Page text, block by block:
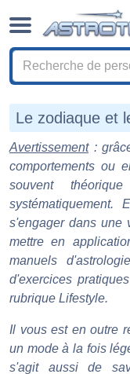
Le zodiaque et
Avertissement:
comportements ou
souvent
systématiquement.
s'engager dans une
mettre en
manuels
d'exercices
rubrique Lifestyle.
Il vous est en outre
un mode à la fois
s'agit aussi de